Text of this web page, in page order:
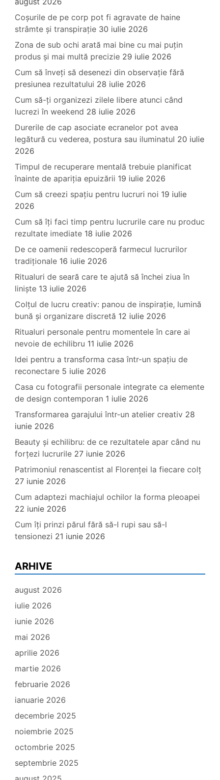
Coșurile de pe corp pot fi agravate de haine
strâmte și transpirație 30 iulie 2026
Zona de sub ochi arată mai bine cu mai puțin
produs și mai multă precizie 29 iulie 2026
Cum să înveți să desenezi din observație fără
presiunea rezultatului 28 iulie 2026
Cum să-ți organizezi zilele libere atunci când
lucrezi în weekend 28 iulie 2026
Durerile de cap asociate ecranelor pot avea
legătură cu vederea, postura sau iluminatul 20 iulie
2026
Timpul de recuperare mentală trebuie planificat
înainte de apariția epuizării 19 iulie 2026
Cum să creezi spațiu pentru lucruri noi 19 iulie
2026
Cum să îți faci timp pentru lucrurile care nu produc
rezultate imediate 18 iulie 2026
De ce oamenii redescoperă farmecul lucrurilor
tradiționale 16 iulie 2026
Ritualuri de seară care te ajută să închei ziua în
liniște 13 iulie 2026
Colțul de lucru creativ: panou de inspirație, lumină
bună și organizare discretă 12 iulie 2026
Ritualuri personale pentru momentele în care ai
nevoie de echilibru 11 iulie 2026
Idei pentru a transforma casa într-un spațiu de
reconectare 5 iulie 2026
Casa cu fotografii personale integrate ca elemente
de design contemporan 1 iulie 2026
Transformarea garajului într-un atelier creativ 28
iunie 2026
Beauty și echilibru: de ce rezultatele apar când nu
forțezi lucrurile 27 iunie 2026
Patrimoniul renascentist al Florenței la fiecare colț
27 iunie 2026
Cum adaptezi machiajul ochilor la forma pleoapei
22 iunie 2026
Cum îți prinzi părul fără să-l rupi sau să-l
tensionezi 21 iunie 2026
ARHIVE
august 2026
iulie 2026
iunie 2026
mai 2026
aprilie 2026
martie 2026
februarie 2026
ianuarie 2026
decembrie 2025
noiembrie 2025
octombrie 2025
septembrie 2025